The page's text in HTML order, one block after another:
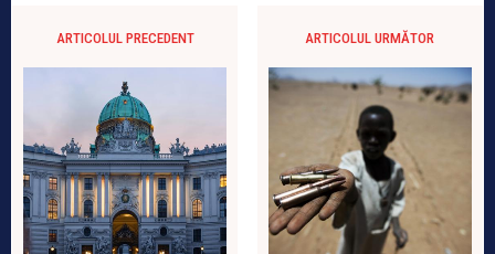
ARTICOLUL PRECEDENT ARTICOLUL URMĂTOR